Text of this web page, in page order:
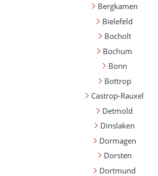
Bergkamen
Bielefeld
Bocholt
Bochum
Bonn
Bottrop
Castrop-Rauxel
Detmold
Dinslaken
Dormagen
Dorsten
Dortmund